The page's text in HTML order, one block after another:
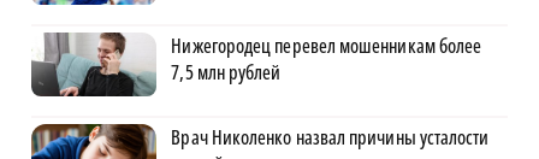
Нижегородец перевел мошенникам более
7,5 млн рублей
Врач Николенко назвал причины усталости